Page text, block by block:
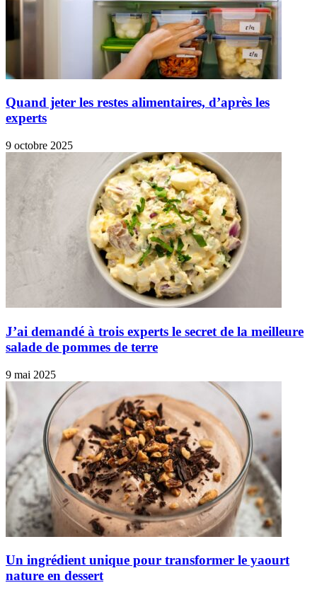
Quand jeter les restes alimentaires, d’après les
experts
9 octobre 2025
J’ai demandé à trois experts le secret de la meilleure
salade de pommes de terre
9 mai 2025
Un ingrédient unique pour transformer le yaourt
nature en dessert